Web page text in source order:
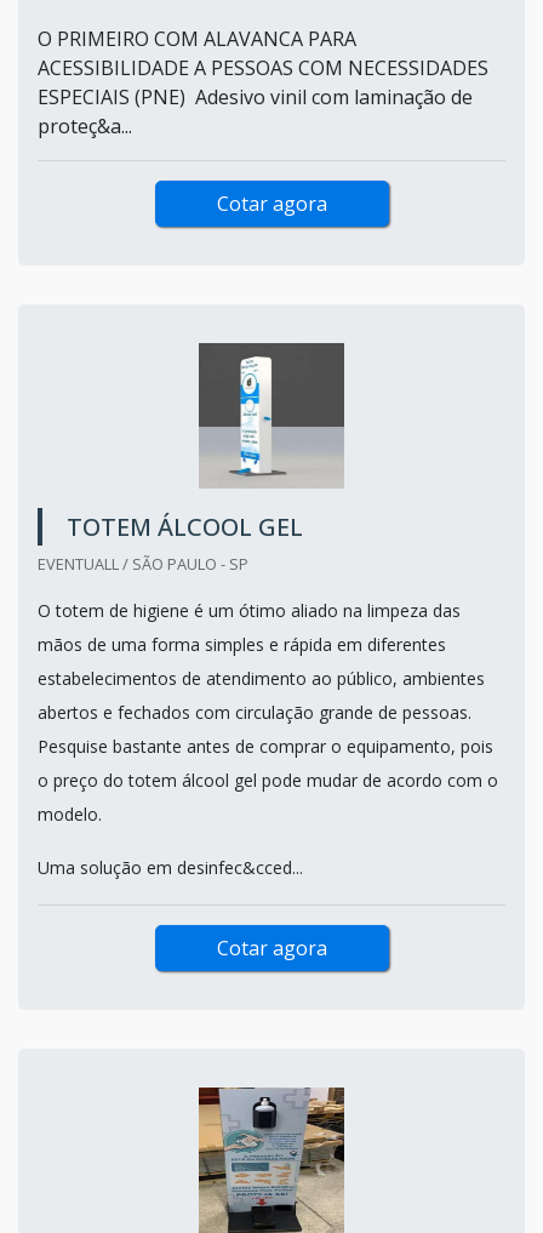
O PRIMEIRO COM ALAVANCA PARA
ACESSIBILIDADE A PESSOAS COM NECESSIDADES
ESPECIAIS (PNE) Adesivo vinil com laminação de
proteç&a...
Cotar agora
TOTEM ÁLCOOL GEL
EVENTUALL / SÃO PAULO - SP
O totem de higiene é um ótimo aliado na limpeza das
mãos de uma forma simples e rápida em diferentes
estabelecimentos de atendimento ao público, ambientes
abertos e fechados com circulação grande de pessoas.
Pesquise bastante antes de comprar o equipamento, pois
o preço do totem álcool gel pode mudar de acordo com o
modelo.
Uma solução em desinfec&cced...
Cotar agora